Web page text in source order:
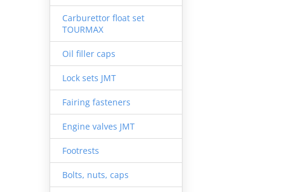
Carburettor float set
TOURMAX
Oil filler caps
Lock sets JMT
Fairing fasteners
Engine valves JMT
Footrests
Bolts, nuts, caps